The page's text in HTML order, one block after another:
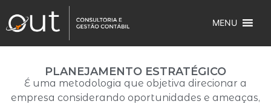
MENU
PLANEJAMENTO ESTRATÉGICO
É uma metodologia que objetiva direcionar a
empresa considerando oportunidades e ameaças,